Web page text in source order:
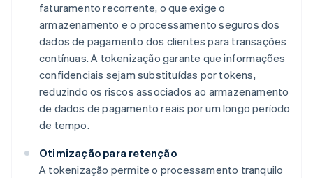
faturamento recorrente, o que exige o
armazenamento e o processamento seguros dos
dados de pagamento dos clientes para transações
contínuas. A tokenização garante que informações
confidenciais sejam substituídas por tokens,
reduzindo os riscos associados ao armazenamento
de dados de pagamento reais por um longo período
de tempo.
Otimização para retenção
A tokenização permite o processamento tranquilo